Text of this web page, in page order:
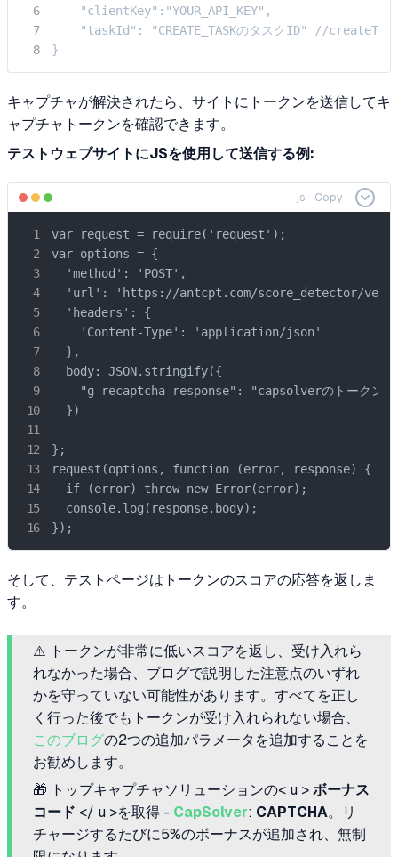
    "clientKey":"YOUR_API_KEY",
"taskId": "CREATE_TASKのタスクID" //createTask
}
キャプチャが解決されたら、サイトにトークンを送信してキ
ャプチャトークンを確認できます。
テストウェブサイトにJSを使用して送信する例:
js Copy
var request = require('request');
var options = {
  'method': 'POST',
'url': 'https://antcpt.com/score_detector/
  'headers': {
    'Content-Type': 'application/json'
  },
  body: JSON.stringify({
    "g-recaptcha-response": "capsolverのトークン"
  })
};
request(options, function (error, response) {
  if (error) throw new Error(error);
  console.log(response.body);
});
そして、テストページはトークンのスコアの応答を返しま
す。
⚠️ トークンが非常に低いスコアを返し、受け入れら
れなかった場合、ブログで説明した注意点のいずれ
かを守っていない可能性があります。すべてを正し
く行った後でもトークンが受け入れられない場合、
このブログの2つの追加パラメータを追加することを
お勧めします。
🎁 トップキャプチャソリューションの< u > ボーナス
コード </ u >を取得 - CapSolver: CAPTCHA。リ
チャージするたびに5%のボーナスが追加され、無制